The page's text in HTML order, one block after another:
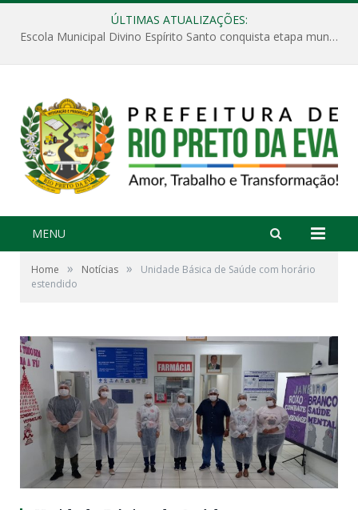
ÚLTIMAS ATUALIZAÇÕES:
Escola Municipal Divino Espírito Santo conquista etapa municipal da V Feira Amazonense de Matemática
MENU
Home » Notícias »
Unidade Básica de Saúde com horário
estendido